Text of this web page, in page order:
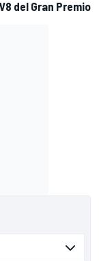
del Gran Premio